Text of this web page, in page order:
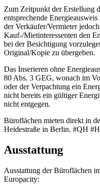
Zum Zeitpunkt der Erstellung
entsprechende
der Verkäufer/Vermieter
Kauf-/Mietinteressenten den
bei der Besichtigung
Original/Kopie zu übergeben.
Das Inserieren ohne
80 Abs. 3 GEG, wonach im
oder der Verpachtung ein
nicht bereits ein gültiger
nicht entgegen.
Büroflächen mieten direkt in
Heidestraße in Berlin. #QH
Ausstattung
Ausstattung der Büroflächen
Europacity: